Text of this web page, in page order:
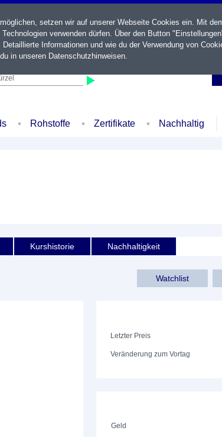
Rohstoffe Zertifikate Nachhaltig
Kurshistorie Nachhaltigkeit
Watchlist
Letzter Preis
Veränderung zum Vortag
Geld
setzen wir auf unserer Webseite Cookies ein. Mit
verwenden dürfen. Über den Button
Informationen und wie du der Verwendung von
in unseren Datenschutzhinweisen.